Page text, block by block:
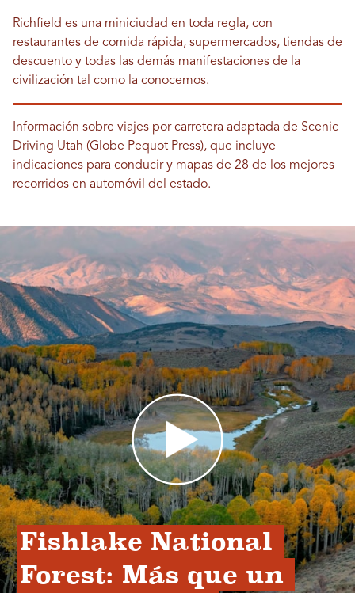
Richfield es una miniciudad en toda regla, con
restaurantes de comida rápida, supermercados, tiendas de
descuento y todas las demás manifestaciones de la
civilización tal como la conocemos.
Información sobre viajes por carretera adaptada de Scenic
Driving Utah (Globe Pequot Press), que incluye
indicaciones para conducir y mapas de 28 de los mejores
recorridos en automóvil del estado.
Fishlake National
Forest: Más que un